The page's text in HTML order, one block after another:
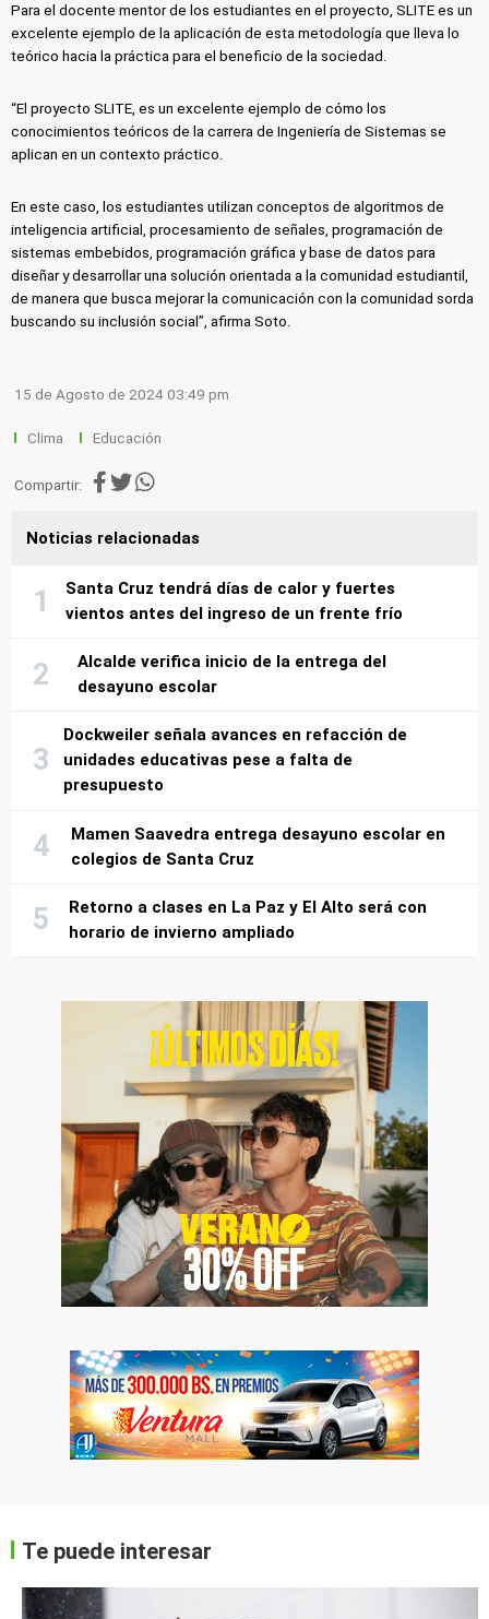
Para el docente mentor de los estudiantes en el proyecto, SLITE es un
excelente ejemplo de la aplicación de esta metodología que lleva lo
teórico hacia la práctica para el beneficio de la sociedad.
“El proyecto SLITE, es un excelente ejemplo de cómo los
conocimientos teóricos de la carrera de Ingeniería de Sistemas se
aplican en un contexto práctico.
En este caso, los estudiantes utilizan conceptos de algoritmos de
inteligencia artificial, procesamiento de señales, programación de
sistemas embebidos, programación gráfica y base de datos para
diseñar y desarrollar una solución orientada a la comunidad estudiantil,
de manera que busca mejorar la comunicación con la comunidad sorda
buscando su inclusión social”, afirma Soto.
15 de Agosto de 2024 03:49 pm
Clima Educación
Compartir:
Noticias relacionadas
Santa Cruz tendrá días de calor y fuertes
vientos antes del ingreso de un frente frío
Alcalde verifica inicio de la entrega del
desayuno escolar
Dockweiler señala avances en refacción de
unidades educativas pese a falta de
presupuesto
Mamen Saavedra entrega desayuno escolar en
colegios de Santa Cruz
Retorno a clases en La Paz y El Alto será con
horario de invierno ampliado
Te puede interesar